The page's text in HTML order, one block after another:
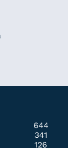
644
341
126